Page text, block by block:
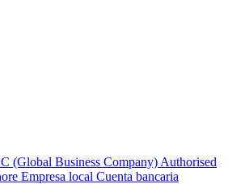
(Global Business Company) Authorised
Empresa local Cuenta bancaria